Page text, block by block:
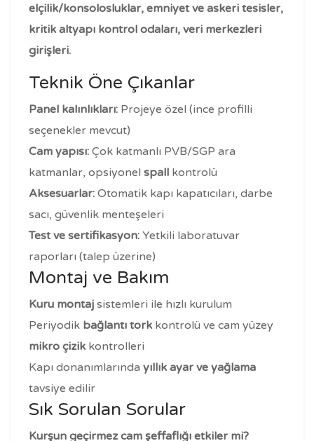
elçilik/konsolosluklar, emniyet ve askeri tesisler,
kritik altyapı kontrol odaları, veri merkezleri
girişleri.
Teknik Öne Çıkanlar
Panel kalınlıkları: Projeye özel (ince profilli
seçenekler mevcut)
Cam yapısı: Çok katmanlı PVB/SGP ara
katmanlar, opsiyonel spall kontrolü
Aksesuarlar: Otomatik kapı kapatıcıları, darbe
sacı, güvenlik menteşeleri
Test ve sertifikasyon: Yetkili laboratuvar
raporları (talep üzerine)
Montaj ve Bakım
Kuru montaj sistemleri ile hızlı kurulum
Periyodik bağlantı tork kontrolü ve cam yüzey
mikro çizik kontrolleri
Kapı donanımlarında yıllık ayar ve yağlama
tavsiye edilir
Sık Sorulan Sorular
Kurşun geçirmez cam şeffaflığı etkiler mi?